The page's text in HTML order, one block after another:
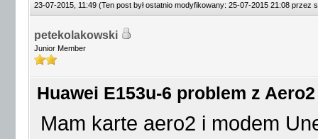
23-07-2015, 11:49 (Ten post był ostatnio modyfikowany: 25-07-2015 21:08 przez
petekolakowski
Junior Member
Huawei E153u-6 problem z Aero2
Mam karte aero2 i modem